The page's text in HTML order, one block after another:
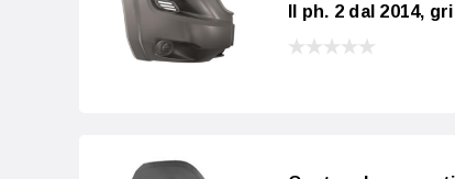
II ph. 2 dal 2014,